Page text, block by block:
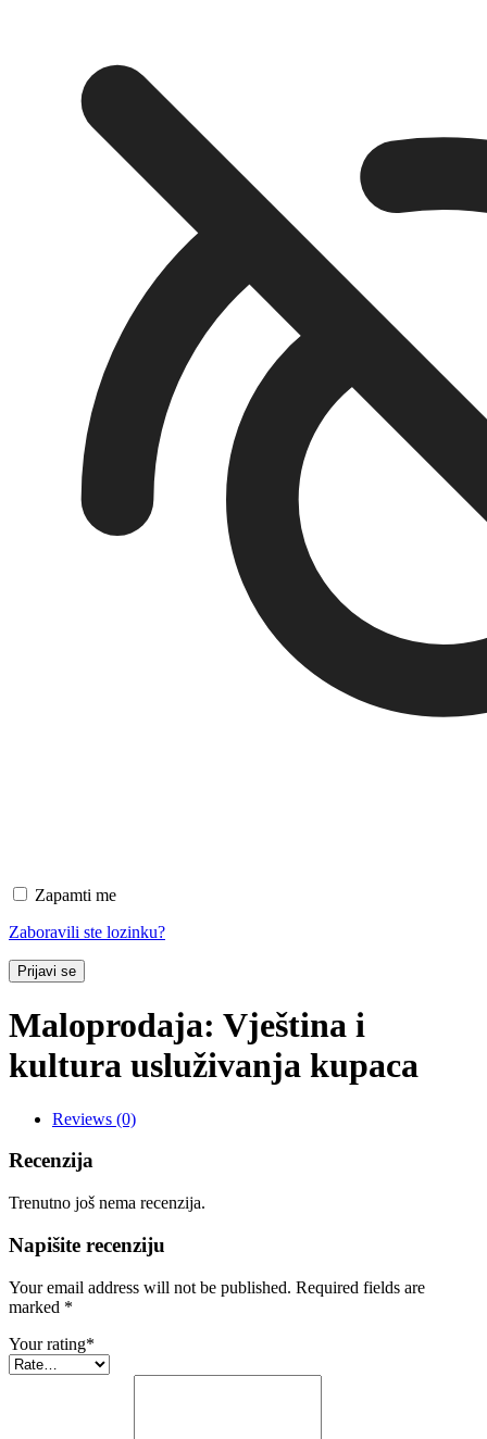
Zapamti me
Zaboravili ste lozinku?
Prijavi se
Maloprodaja: Vještina i
kultura usluživanja kupaca
Reviews (0)
Recenzija
Trenutno još nema recenzija.
Napišite recenziju
Your email address will not be published. Required fields are
marked *
Your rating*